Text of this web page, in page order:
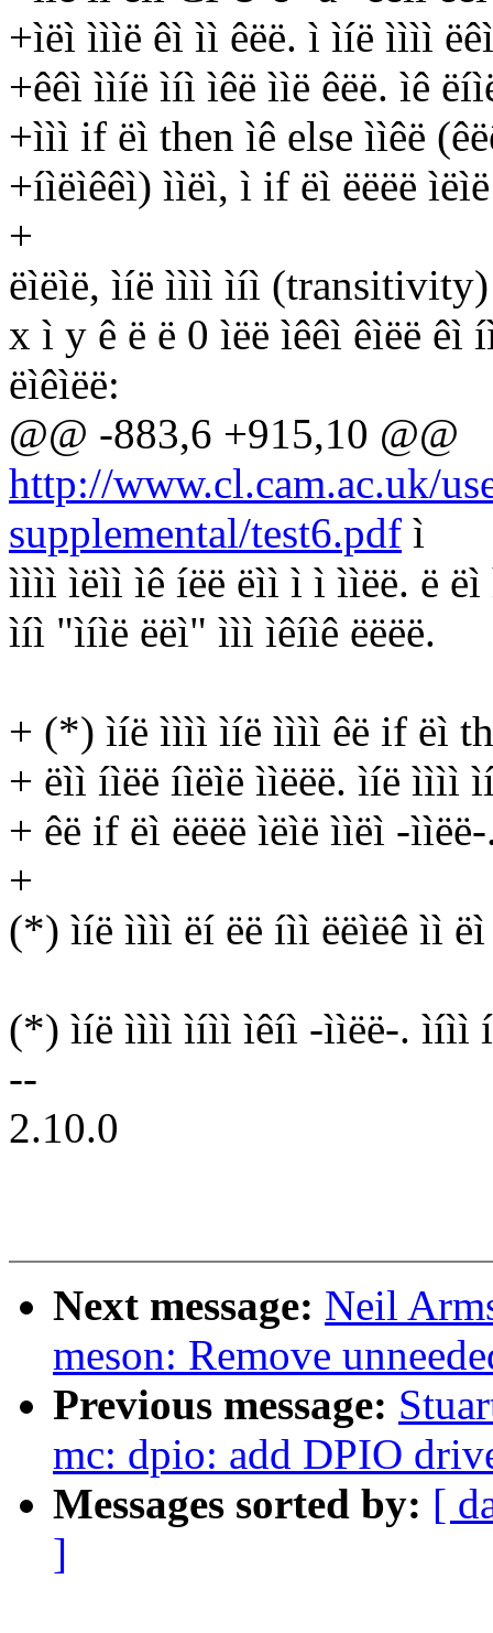
+ìëì ìììë êì ìì êëë. ì ìíë ìììì
+êêì ììíë ìíì ìêë ììë êëë. ìê
+ììì if ëì then ìê else ììêë
+íìëìêêì) ììëì, ì if ëì ëëëë
+
ëìëìë, ìíë ìììì ìíì
x ì y ê ë ë 0 ìëë ìêêì êìëë êì
ëìêìëë:
@@ -883,6 +915,10 @@
http://www.cl.cam.ac.uk/
supplemental/test6.pdf ì
ìììì ìëìì ìê íëë ëìì ì ì ììëë. ë ëì
ìíì "ìíìë ëëì" ììì ìêíìê ëëëë.
+ (*) ìíë ìììì ìíë ìììì êë if ëì
+ ëìì íìëë íìëìë ììëëë. ìíë ìììì
+ êë if ëì ëëëë ìëìë ììëì -
+
(*) ìíë ìììì ëí ëë íìì ëëìëê ìì ëì
(*) ìíë ìììì ìíìì ìêíì -ììëë-. ìíìì
--
2.10.0
Next message: Neil
meson: Remove
Previous message:
mc: dpio: add DPIO
Messages sorted by: [
]